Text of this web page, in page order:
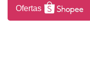
contínuo. Indicado
oferece hidratação
Ofertas